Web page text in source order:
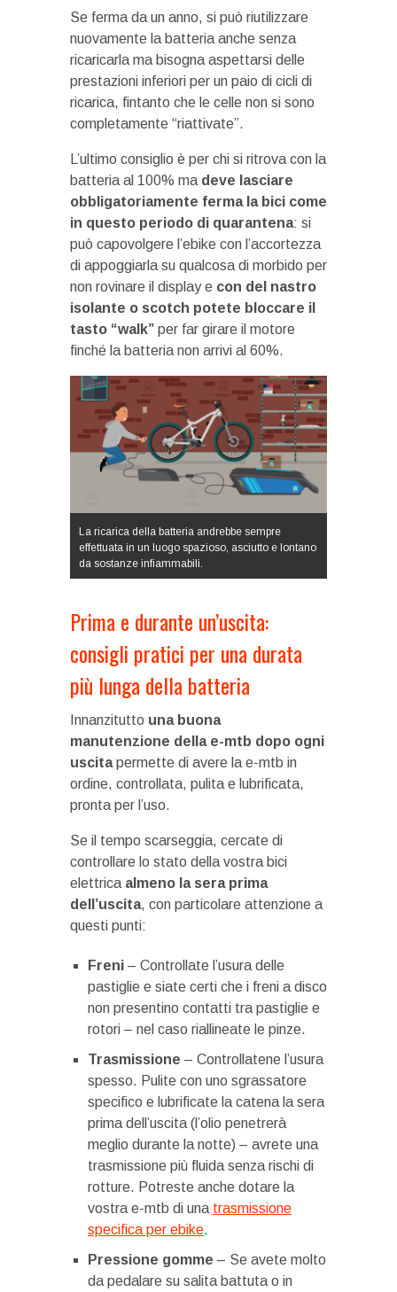
Se ferma da un anno, si può riutilizzare
nuovamente la batteria anche senza
ricaricarla ma bisogna aspettarsi delle
prestazioni inferiori per un paio di cicli di
ricarica, fintanto che le celle non si sono
completamente “riattivate”.
L’ultimo consiglio è per chi si ritrova con la
batteria al 100% ma deve lasciare
obbligatoriamente ferma la bici come
in questo periodo di quarantena: si
può capovolgere l’ebike con l’accortezza
di appoggiarla su qualcosa di morbido per
non rovinare il display e con del nastro
isolante o scotch potete bloccare il
tasto “walk” per far girare il motore
finché la batteria non arrivi al 60%.
La ricarica della batteria andrebbe sempre
effettuata in un luogo spazioso, asciutto e lontano
da sostanze infiammabili.
Prima e durante un’uscita:
consigli pratici per una durata
più lunga della batteria
Innanzitutto una buona
manutenzione della e-mtb dopo ogni
uscitapermette di avere la e-mtb in
ordine, controllata, pulita e lubrificata,
pronta per l’uso.
Se il tempo scarseggia, cercate di
controllare lo stato della vostra bici
elettrica almeno la sera prima
dell’uscita, con particolare attenzione a
questi punti:
Freni – Controllate l’usura delle
pastiglie e siate certi che i freni a disco
non presentino contatti tra pastiglie e
rotori – nel caso riallineate le pinze.
Trasmissione – Controllatene l’usura
spesso. Pulite con uno sgrassatore
specifico e lubrificate la catena la sera
prima dell’uscita (l’olio penetrerà
meglio durante la notte) – avrete una
trasmissione più fluida senza rischi di
rotture. Potreste anche dotare la
vostra e-mtb di una trasmissione
specifica per ebike.
Pressione gomme – Se avete molto
da pedalare su salita battuta o in